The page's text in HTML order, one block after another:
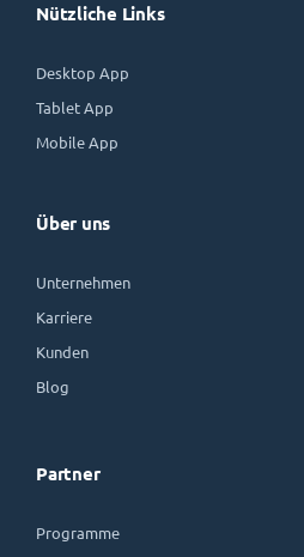
Nützliche Links
Desktop App
Tablet App
Mobile App
Über uns
Unternehmen
Karriere
Kunden
Blog
Partner
Programme